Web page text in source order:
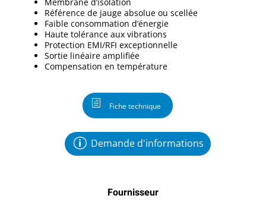
Membrane d’isolation
Référence de jauge absolue ou scellée
Faible consommation d’énergie
Haute tolérance aux vibrations
Protection EMI/RFI exceptionnelle
Sortie linéaire amplifiée
Compensation en température
Fiche technique
Demande d'informations
Fournisseur